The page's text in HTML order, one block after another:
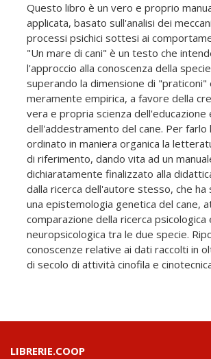
Questo libro è un vero e proprio
applicata, basato sull'analisi dei
processi psichici sottesi ai
"Un mare di cani" è un testo che
l'approccio alla conoscenza della
superando la dimensione di "praticoni"
meramente empirica, a favore della
vera e propria scienza dell'educazione
dell'addestramento del cane. Per farlo
ordinato in maniera organica la
di riferimento, dando vita ad un
dichiaratamente finalizzato alla
dalla ricerca dell'autore stesso, che
una epistemologia genetica del cane,
comparazione della ricerca psicologica
neuropsicologica tra le due specie.
conoscenze relative ai dati raccolti in
di secolo di attività cinofila e
LIBRERIE.COOP